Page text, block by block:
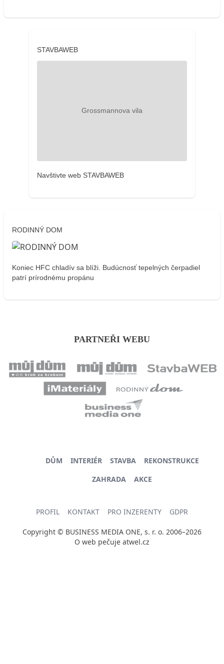
STAVBAWEB
Navštivte web STAVBAWEB
RODINNÝ DOM
Koniec HFC chladív sa blíži. Budúcnosť tepelných čerpadiel
patrí prírodnému propánu
PARTNEŘI WEBU
DŮM INTERIÉR STAVBA
REKONSTRUKCE
ZAHRADA
AKCE
PROFIL KONTAKT PRO INZERENTY GDPR
Copyright © BUSINESS MEDIA ONE, s. r. o. 2006–2026